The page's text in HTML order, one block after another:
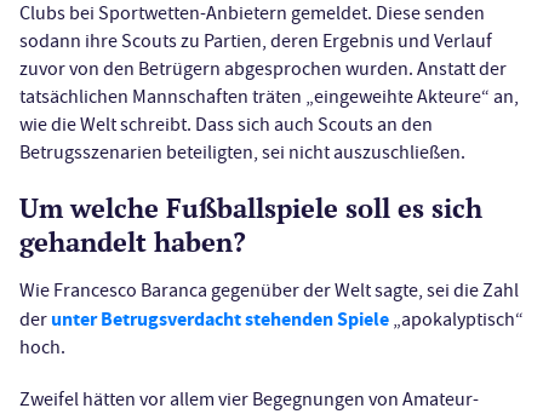
Clubs bei Sportwetten-Anbietern gemeldet. Diese senden
sodann ihre Scouts zu Partien, deren Ergebnis und Verlauf
zuvor von den Betrügern abgesprochen wurden. Anstatt der
tatsächlichen Mannschaften träten „eingeweihte Akteure“ an,
wie die Welt schreibt. Dass sich auch Scouts an den
Betrugsszenarien beteiligten, sei nicht auszuschließen.
Um welche Fußballspiele soll es sich
gehandelt haben?
Wie Francesco Baranca gegenüber der Welt sagte, sei die Zahl
der unter Betrugsverdacht stehenden Spiele „apokalyptisch“
hoch.
Zweifel hätten vor allem vier Begegnungen von Amateur-